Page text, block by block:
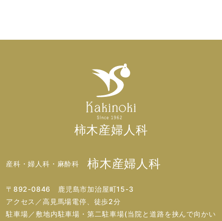
柿木産婦人科
産科・婦人科・麻酔科 柿木産婦人科
〒892-0846 鹿児島市加治屋町15-3
アクセス／高見馬場電停、徒歩2分
駐車場／敷地内駐車場・第二駐車場(当院と道路を挟んで向かい